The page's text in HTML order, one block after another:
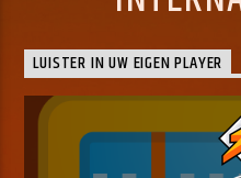
LUISTER IN UW EIGEN PLAYER